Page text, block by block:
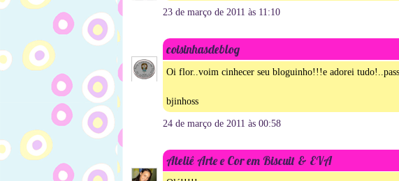
23 de março de 2011 às 11:10
coisinhasdeblog
Oi flor..voim cinhecer seu bloguinho!!!e adorei
bjinhoss
24 de março de 2011 às 00:58
Ateliê Arte e Cor em Biscuit & EVA